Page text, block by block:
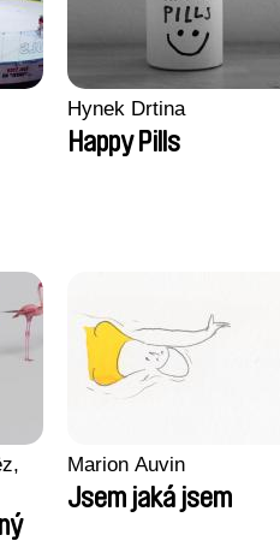
Hynek Drtina
Happy Pills
Marion Auvin
Jsem jaká jsem